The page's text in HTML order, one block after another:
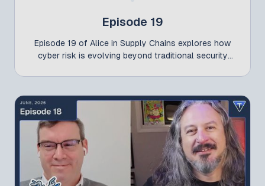
Episode 19
Episode 19 of Alice in Supply Chains explores how
cyber risk is evolving beyond traditional security
latest developments influencing the cybersecurity
landscape, from the real financial impact of
breaches and emerging software supply chain
threats to practical approaches for third-party
cyber risk management and the evolving regulatory
environment. Whether you're responsible for
security, risk, procurement, or compliance, this